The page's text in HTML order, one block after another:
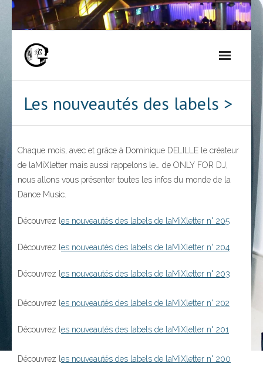
Skip
to
Les nouveautés des labels >
Chaque mois, avec et grâce à Dominique DELILLE le créateur
de laMiXletter mais aussi rappelons le… de ONLY FOR DJ,
nous allons vous présenter toutes les infos du monde de la
Dance Music.
Découvrez l es nouveautés des labels de laMiXletter n° 205
Découvrez l es nouveautés des labels de laMiXletter n° 204
Découvrez l es nouveautés des labels de laMiXletter n° 203
Découvrez l es nouveautés des labels de laMiXletter n° 202
Découvrez l es nouveautés des labels de laMiXletter n° 201
Découvrez l es nouveautés des labels de laMiXletter n° 200